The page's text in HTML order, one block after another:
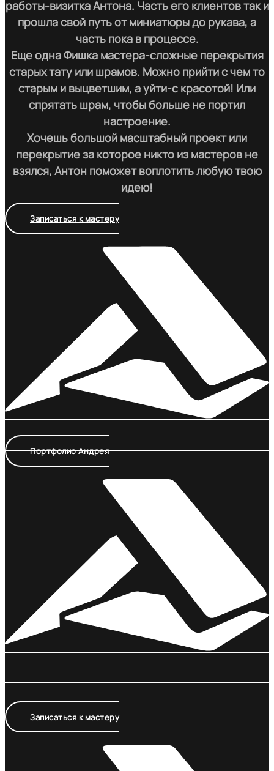
работы-визитка Антона. Часть его клиентов так и
прошла свой путь от миниатюры до рукава, а
часть пока в процессе.
Еще одна Фишка мастера-сложные перекрытия
старых тату или шрамов. Можно прийти с чем то
старым и выцветшим, а уйти-с красотой! Или
спрятать шрам, чтобы больше не портил
настроение.
Хочешь большой масштабный проект или
перекрытие за которое никто из мастеров не
взялся, Антон поможет воплотить любую твою
идею!
Записаться к мастеру
Портфолио Андрея
Записаться к мастеру